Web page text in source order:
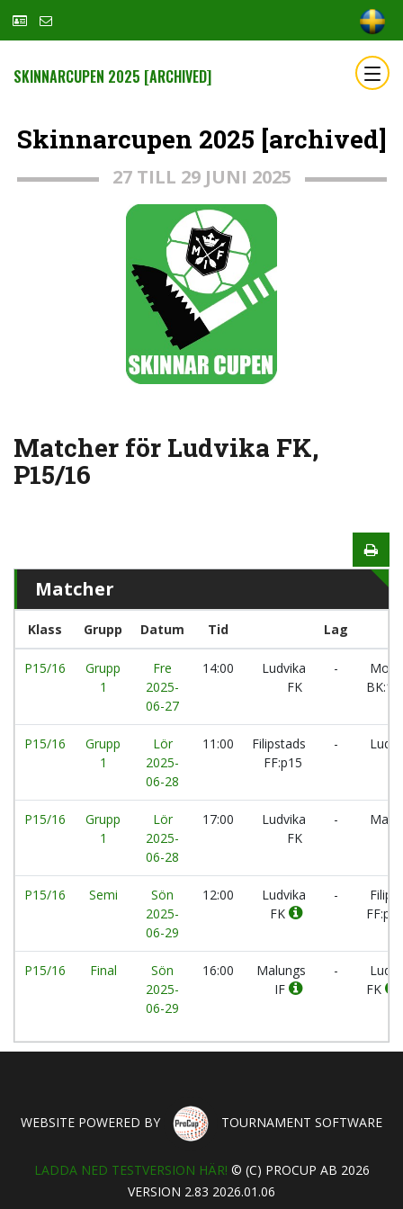
SKINNARCUPEN 2025 [ARCHIVED]
Skinnarcupen 2025 [archived]
27 TILL 29 JUNI 2025
Matcher för Ludvika FK,
P15/16
Matcher
Klass Grupp Datum Tid Lag
P15/16
Grupp
1
Fre
2025-
06-27
14:00
Ludvika
FK
-
BK:1
P15/16
Grupp
1
Lör
2025-
06-28
11:00
Filipstads
FF:p15
-
P15/16
Grupp
1
Lör
2025-
06-28
17:00
Ludvika
FK
-
P15/16 Semi
Sön
2025-
06-29
12:00
Ludvika
FK
-
P15/16 Final
Sön
2025-
06-29
16:00
Malungs
IF
-
FK
WEBSITE POWERED BY TOURNAMENT SOFTWARE
LADDA NED TESTVERSION HÄR! © (C) PROCUP AB 2026
VERSION 2.83 2026.01.06